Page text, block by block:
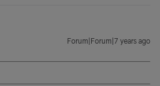
Forum|Forum|7 years ago